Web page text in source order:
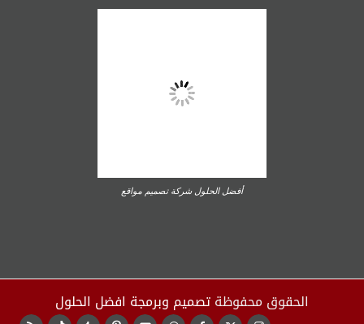
أفضل الحلول شركة تصميم مواقع
الحقوق محفوظةتصميم وبرمجة افضل الحلول